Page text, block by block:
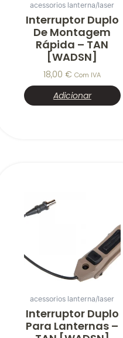
acessorios lanterna/laser
Interruptor Duplo
De Montagem
Rápida – TAN
[WADSN]
18,00€ Com IVA
Adicionar
acessorios lanterna/laser
Interruptor Duplo
Para Lanternas –